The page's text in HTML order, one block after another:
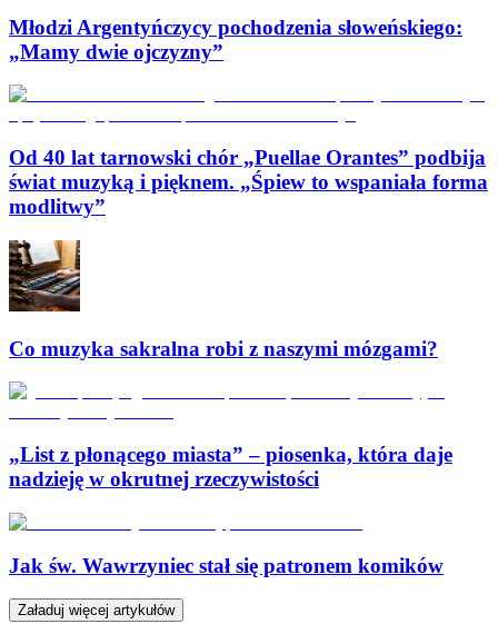
Młodzi Argentyńczycy pochodzenia słoweńskiego:
„Mamy dwie ojczyzny”
Od 40 lat tarnowski chór „Puellae Orantes” podbija
świat muzyką i pięknem. „Śpiew to wspaniała forma
modlitwy”
Co muzyka sakralna robi z naszymi mózgami?
„List z płonącego miasta” – piosenka, która daje
nadzieję w okrutnej rzeczywistości
Jak św. Wawrzyniec stał się patronem komików
Załaduj więcej artykułów